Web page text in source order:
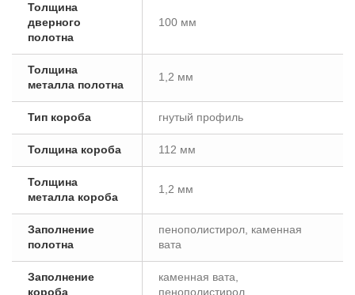
Толщина
дверного
полотна
100 мм
Толщина
металла полотна
1,2 мм
Тип короба гнутый профиль
Толщина короба 112 мм
Толщина
металла короба
1,2 мм
Заполнение
полотна
пенополистирол, каменная
вата
Заполнение
короба
каменная вата,
пенополистирол